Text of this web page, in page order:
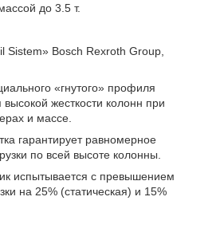
до 3.5 т.
Sistem» Bosch Rexroth Group,
«гнутого» профиля
высокой жесткости колонн при
и массе.
гарантирует равномерное
по всей высоте колонны.
испытывается с превышением
на 25% (статическая) и 15%